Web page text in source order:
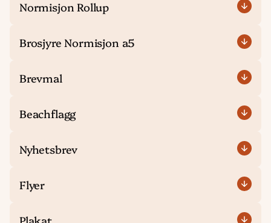
Normisjon Rollup
Brosjyre Normisjon a5
Brevmal
Beachflagg
Nyhetsbrev
Flyer